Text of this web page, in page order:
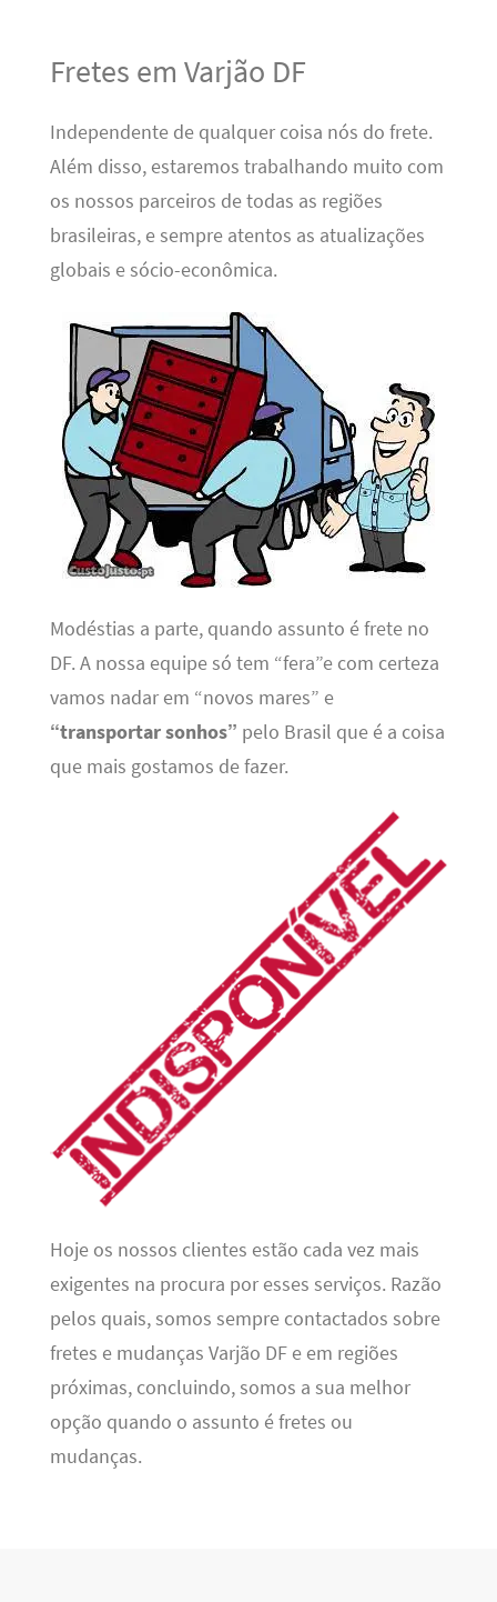
Fretes em Varjão DF
Independente de qualquer coisa nós do frete.
Além disso, estaremos trabalhando muito com
os nossos parceiros de todas as regiões
brasileiras, e sempre atentos as atualizações
globais e sócio-econômica.
Modéstias a parte, quando assunto é frete no
DF. A nossa equipe só tem “fera”e com certeza
vamos nadar em “novos mares” e
“transportar sonhos” pelo Brasil que é a coisa
que mais gostamos de fazer.
Hoje os nossos clientes estão cada vez mais
exigentes na procura por esses serviços. Razão
pelos quais, somos sempre contactados sobre
fretes e mudanças Varjão DF e em regiões
próximas, concluindo, somos a sua melhor
opção quando o assunto é fretes ou
mudanças.